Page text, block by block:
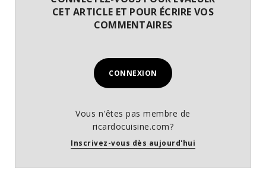
CET ARTICLE ET POUR ÉCRIRE VOS
COMMENTAIRES
CONNEXION
Vous n'êtes pas membre de
ricardocuisine.com?
Inscrivez-vous dès aujourd'hui